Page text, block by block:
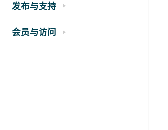
发布与支持
会员与访问